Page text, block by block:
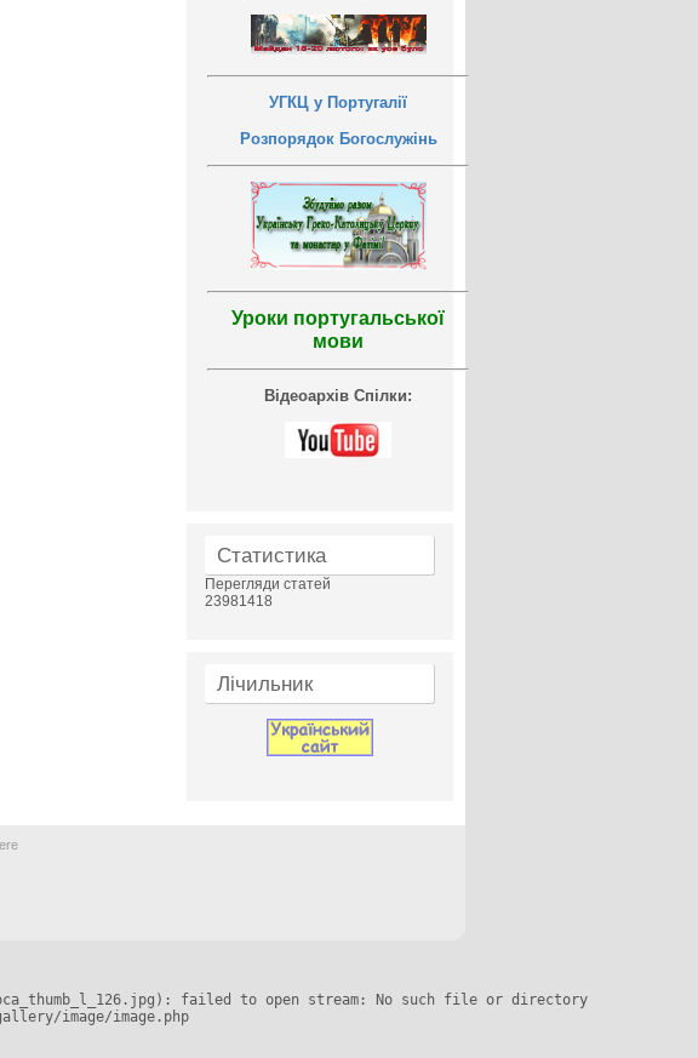
УГКЦ у Португалії
Розпорядок Богослужінь
Уроки португальської
мови
Відеоархів Спілки:
Статистика
Перегляди статей
23981418
Лічильник
failed to open stream: No such file or directory
image/image.php